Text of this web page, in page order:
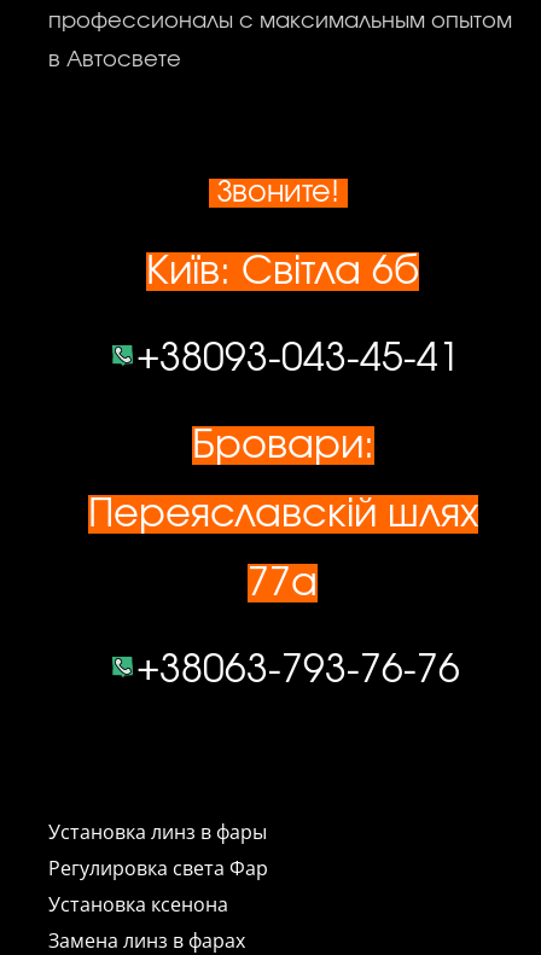
профессионалы с максимальным опытом
в Автосвете
Звоните!
Київ: Світла 6б
+38093-043-45-41
Бровари:
Переяславскій шлях
77а
+38063-793-76-76
Установка линз в фары
Регулировка света Фар
Установка ксенона
Замена линз в фарах